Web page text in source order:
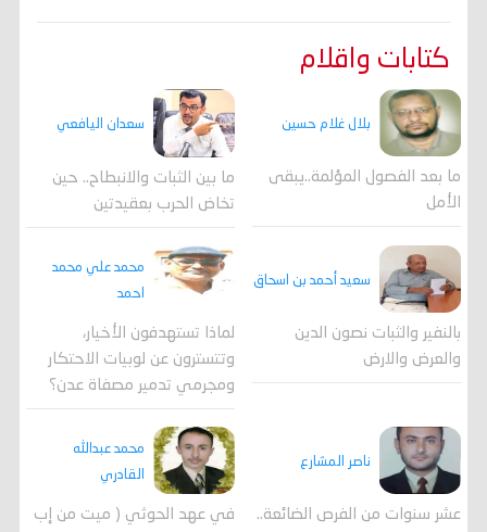
كتابات واقلام
بلال غلام حسين
ما بعد الفصول المؤلمة..يبقى
الأمل
سعدان اليافعي
ما بين الثبات والانبطاح.. حين
تخاض الحرب بعقيدتين
سعيد أحمد بن اسحاق
بالنفير والثبات نصون الدين
والعرض والارض
محمد علي محمد
احمد
لماذا تستهدفون الأخيار،
وتتسترون عن لوبيات الاحتكار
ومجرمي تدمير مصفاة عدن؟
ناصر المشارع
عشر سنوات من الفرص الضائعة..
محمد عبدالله
القادري
في عهد الحوثي ( ميت من إب